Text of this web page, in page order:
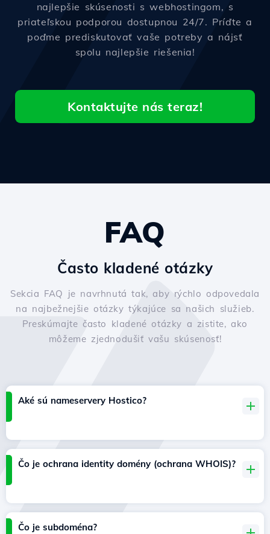
najlepšie skúsenosti s webhostingom, s
priateľskou podporou dostupnou 24/7. Príďte a
poďme prediskutovať vaše potreby a nájsť
spolu najlepšie riešenia!
Kontaktujte nás teraz!
FAQ
Často kladené otázky
Sekcia FAQ je navrhnutá tak, aby rýchlo odpovedala
na najbežnejšie otázky týkajúce sa našich služieb.
Preskúmajte často kladené otázky a zistite, ako
môžeme zjednodušiť vašu skúsenosť!
Aké sú nameservery Hostico?
Čo je ochrana identity domény (ochrana WHOIS)?
Čo je subdoména?